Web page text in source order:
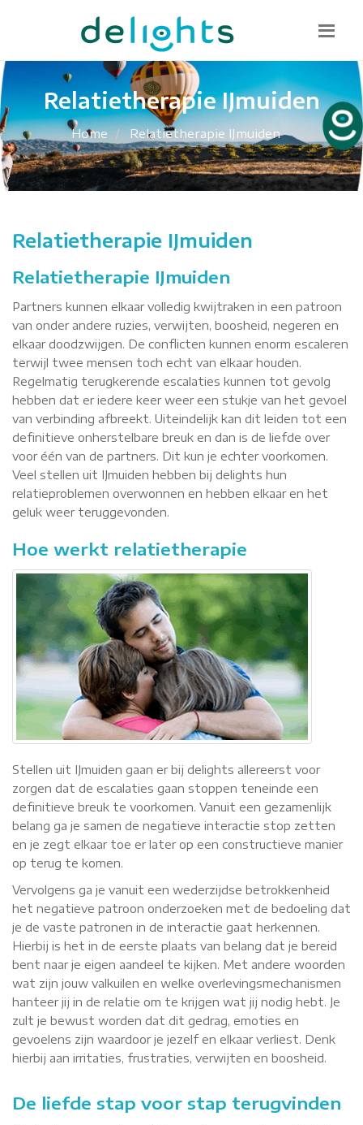
085 130 1482
info@delights.nu
Relatietherapie IJmuiden
Home Relatietherapie IJmuiden
Relatietherapie IJmuiden
Relatietherapie IJmuiden
Partners kunnen elkaar volledig kwijtraken in een patroon
van onder andere ruzies, verwijten, boosheid, negeren en
elkaar doodzwijgen. De conflicten kunnen enorm escaleren
terwijl twee mensen toch echt van elkaar houden.
Regelmatig terugkerende escalaties kunnen tot gevolg
hebben dat er iedere keer weer een stukje van het gevoel
van verbinding afbreekt. Uiteindelijk kan dit leiden tot een
definitieve onherstelbare breuk en dan is de liefde over
voor één van de partners. Dit kun je echter voorkomen.
Veel stellen uit IJmuiden hebben bij delights hun
relatieproblemen overwonnen en hebben elkaar en het
geluk weer teruggevonden.
Hoe werkt relatietherapie
Stellen uit IJmuiden gaan er bij delights allereerst voor
zorgen dat de escalaties gaan stoppen teneinde een
definitieve breuk te voorkomen. Vanuit een gezamenlijk
belang ga je samen de negatieve interactie stop zetten
en je zegt elkaar toe er later op een constructieve manier
op terug te komen.
Vervolgens ga je vanuit een wederzijdse betrokkenheid
het negatieve patroon onderzoeken met de bedoeling dat
je de vaste patronen in de interactie gaat herkennen.
Hierbij is het in de eerste plaats van belang dat je bereid
bent naar je eigen aandeel te kijken. Met andere woorden
wat zijn jouw valkuilen en welke overlevingsmechanismen
hanteer jij in de relatie om te krijgen wat jij nodig hebt. Je
zult je bewust worden dat dit gedrag, emoties en
gevoelens zijn waardoor je jezelf en elkaar verliest. Denk
hierbij aan irritaties, frustraties, verwijten en boosheid.
De liefde stap voor stap terugvinden